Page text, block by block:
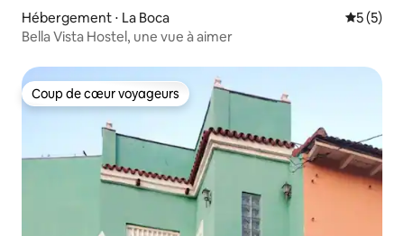
Hébergement ⋅ La Boca
5 (5)
Bella Vista Hostel, une vue à aimer
Coup de cœur voyageurs
Coup de cœur voyageurs